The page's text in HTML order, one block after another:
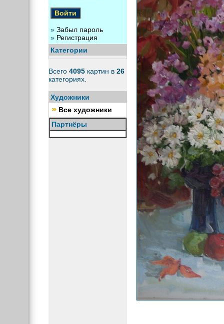
» Забыл пароль
» Регистрация
Категории
Всего 4095картин в 26
категориях.
Художники
Все художники
Партнёры